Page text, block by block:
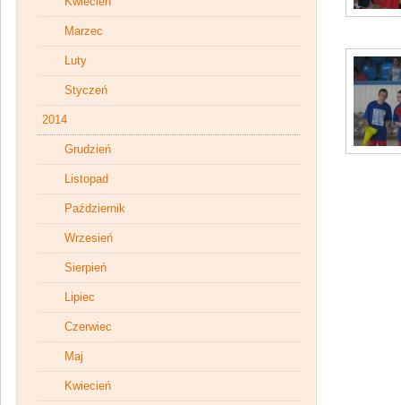
Marzec
Luty
Styczeń
2014
Grudzień
Listopad
Październik
Wrzesień
Sierpień
Lipiec
Czerwiec
Maj
Kwiecień